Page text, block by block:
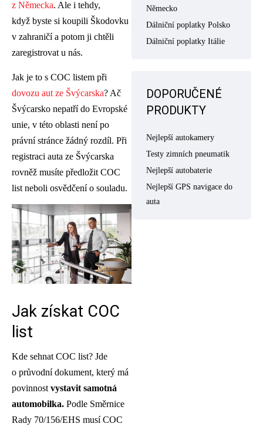
z Německa. Ale i tehdy,
když byste si koupili Škodovku
v zahraničí a potom ji chtěli
zaregistrovat u nás.
Jak je to s COC listem při
dovozu aut ze Švýcarska? Ač
Švýcarsko nepatří do Evropské
unie, v této oblasti není po
právní stránce žádný rozdíl. Při
registraci auta ze Švýcarska
rovněž musíte předložit COC
list neboli osvědčení o souladu.
Jak získat COC
list
Kde sehnat COC list? Jde
o průvodní dokument, který má
povinnost vystavit samotná
automobilka. Podle Směrnice
Rady 70/156/EHS musí COC
Německo
Dálniční poplatky Polsko
Dálniční poplatky Itálie
DOPORUČENÉ
PRODUKTY
Nejlepší autokamery
Testy zimních pneumatik
Nejlepší autobaterie
Nejlepší GPS navigace do
auta